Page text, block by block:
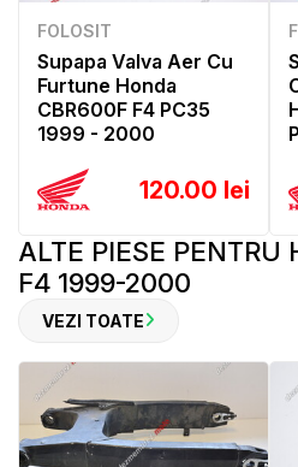
FOLOSIT
Supapa Valva Aer Cu
Furtune Honda
CBR600F F4 PC35
1999 - 2000
120.00 lei
ALTE PIESE PENTRU
F4 1999-2000
VEZI TOATE